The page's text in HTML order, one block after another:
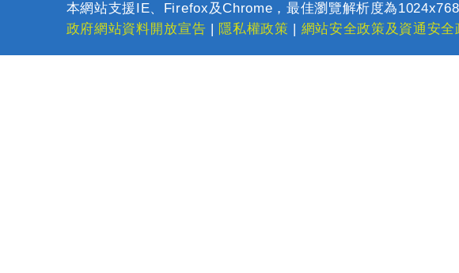
本網站支援IE、Firefox及Chrome，最佳瀏覽解析度為
政府網站資料開放宣告 | 隱私權政策 | 網站安全政策及資通安全